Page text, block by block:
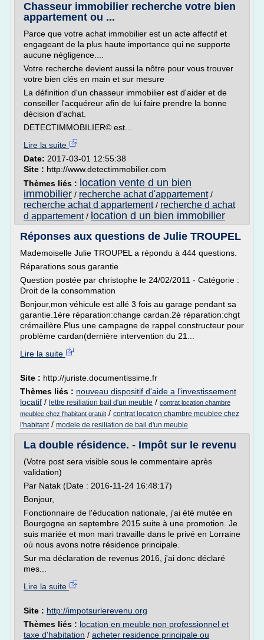
Chasseur immobilier recherche votre bien
appartement ou ...
Parce que votre achat immobilier est un acte affectif et
engageant de la plus haute importance qui ne supporte
aucune négligence....
Votre recherche devient aussi la nôtre pour vous trouver
votre bien clés en main et sur mesure
La définition d'un chasseur immobilier est d'aider et de
conseiller l'acquéreur afin de lui faire prendre la bonne
décision d'achat.
DETECTIMMOBILIER© est...
Lire la suite
Date: 2017-03-01 12:55:38
Site : http://www.detectimmobilier.com
Thèmes liés : location vente d un bien
immobilier / recherche achat d'appartement/
recherche achat d appartement/ recherche d achat
d appartement/ location d un bien immobilier
Réponses aux questions de Julie TROUPEL
Mademoiselle Julie TROUPEL a répondu à 444 questions.
Réparations sous garantie
Question postée par christophe le 24/02/2011 - Catégorie :
Droit de la consommation
Bonjour,mon véhicule est allé 3 fois au garage pendant sa
garantie.1ère réparation:change cardan.2è réparation:chgt
crémaillère.Plus une campagne de rappel constructeur pour
problème cardan(dernière intervention du 21...
Lire la suite
Site : http://juriste.documentissime.fr
Thèmes liés : nouveau dispositif d'aide a l'investissement
locatif / lettre resiliation bail d'un meuble / contrat location chambre
meublee chez l'habitant gratuit / contrat location chambre meublee chez
l'habitant/ modele de resiliation de bail d'un meuble
La double résidence. - Impôt sur le revenu
(Votre post sera visible sous le commentaire après
validation)
Par Natak (Date : 2016-11-24 16:48:17)
Bonjour,
Fonctionnaire de l'éducation nationale, j'ai été mutée en
Bourgogne en septembre 2015 suite à une promotion. Je
suis mariée et mon mari travaille dans le privé en Lorraine
où nous avons notre résidence principale.
Sur ma déclaration de revenus 2016, j'ai donc déclaré
mes...
Lire la suite
Site : http://impotsurlerevenu.org
Thèmes liés : location en meuble non professionnel et
taxe d'habitation / acheter residence principale ou